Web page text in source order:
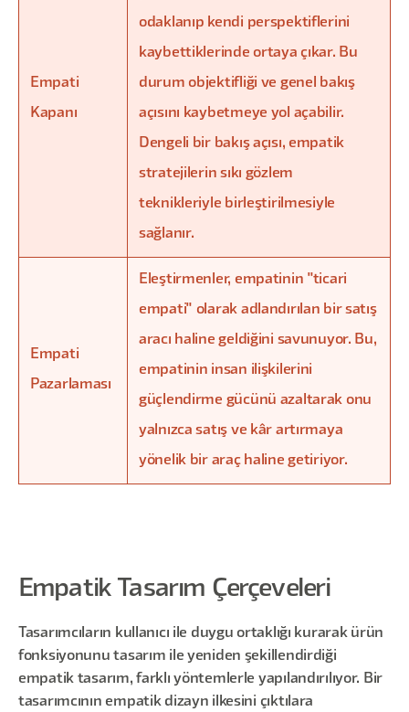
Empati
Kapanı
odaklanıp kendi perspektiflerini
kaybettiklerinde ortaya çıkar. Bu
durum objektifliği ve genel bakış
açısını kaybetmeye yol açabilir.
Dengeli bir bakış açısı, empatik
stratejilerin sıkı gözlem
teknikleriyle birleştirilmesiyle
sağlanır.
Empati
Pazarlaması
Eleştirmenler, empatinin "ticari
empati" olarak adlandırılan bir satış
aracı haline geldiğini savunuyor. Bu,
empatinin insan ilişkilerini
güçlendirme gücünü azaltarak onu
yalnızca satış ve kâr artırmaya
yönelik bir araç haline getiriyor.
Empatik Tasarım Çerçeveleri
Tasarımcıların kullanıcı ile duygu ortaklığı kurarak ürün
fonksiyonunu tasarım ile yeniden şekillendirdiği
empatik tasarım, farklı yöntemlerle yapılandırılıyor. Bir
tasarımcının empatik dizayn ilkesini çıktılara